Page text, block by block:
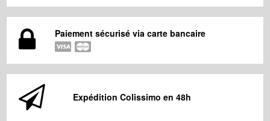
Paiement sécurisé via carte bancaire
Expédition Colissimo en 48h